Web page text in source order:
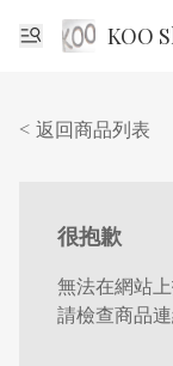
KOO
< 返回商品列表
很抱歉
無法在網站
請檢查商品連